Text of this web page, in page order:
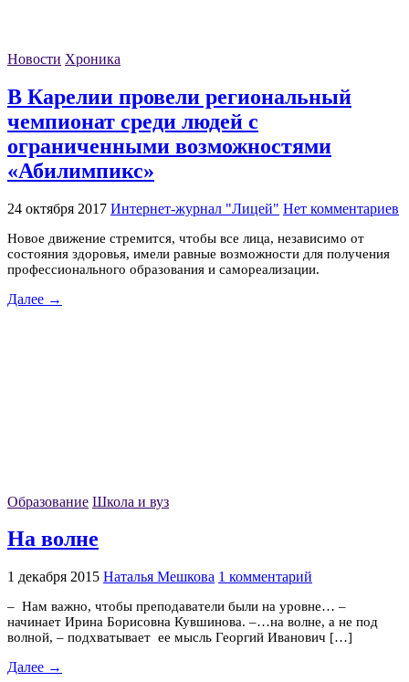
Новости Хроника
В Карелии провели региональный
чемпионат среди людей с
ограниченными возможностями
«Абилимпикс»
24 октября 2017 Интернет-журнал "Лицей" Нет комментариев
Новое движение стремится, чтобы все лица, независимо от
состояния здоровья, имели равные возможности для получения
профессионального образования и самореализации.
Далее →
Образование Школа и вуз
На волне
1 декабря 2015 Наталья Мешкова 1 комментарий
– Нам важно, чтобы преподаватели были на уровне… –
начинает Ирина Борисовна Кувшинова. –…на волне, а не под
волной, – подхватывает ее мысль Георгий Иванович […]
Далее →